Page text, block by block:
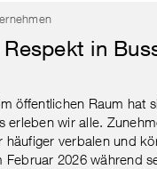
in
öffentlichen Raum hat
erleben wir alle.
häufiger verbalen und
2026 während